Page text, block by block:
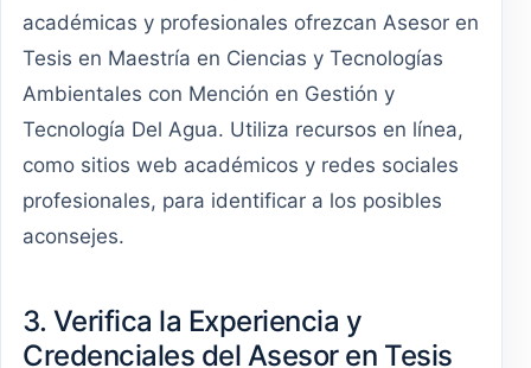
académicas y profesionales ofrezcan Asesor en
Tesis en Maestría en Ciencias y Tecnologías
Ambientales con Mención en Gestión y
Tecnología Del Agua. Utiliza recursos en línea,
como sitios web académicos y redes sociales
profesionales, para identificar a los posibles
aconsejes.
3. Verifica la Experiencia y
Credenciales del Asesor en Tesis